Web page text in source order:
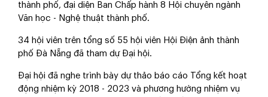
thành phố, đại diện Ban Chấp hành 8 Hội chuyên ngành
Văn học - Nghệ thuật thành phố.
34 hội viên trên tổng số 55 hội viên Hội Điện ảnh thành
phố Đà Nẵng đã tham dự Đại hội.
Đại hội đã nghe trình bày dự thảo báo cáo Tổng kết hoạt
động nhiệm kỳ 2018 - 2023 và phương hướng nhiệm vụ